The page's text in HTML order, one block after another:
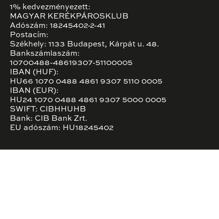
1% kedvezményezett:
MAGYAR KERÉKPÁROSKLUB
Adószám: 18245402-2-41
Postacím:
Székhely: 1133 Budapest, Kárpát u. 48.
Bankszámlaszám:
10700488-48619307-51100005
IBAN (HUF):
HU66 1070 0488 4861 9307 5110 0005
IBAN (EUR):
HU24 1070 0488 4861 9307 5000 0005
SWIFT: CIBHHUHB
Bank: CIB Bank Zrt.
EU adószám: HU18245402